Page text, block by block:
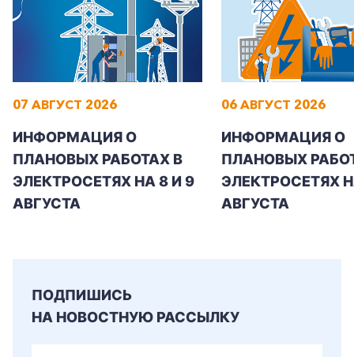
07 АВГУСТ 2026
ИНФОРМАЦИЯ О
ПЛАНОВЫХ РАБОТАХ В
ЭЛЕКТРОСЕТЯХ НА 8 И 9
АВГУСТА
06 АВГУСТ 2026
ИНФОРМАЦИЯ О
ПЛАНОВЫХ
ЭЛЕКТРОСЕТЯХ
АВГУСТА
ПОДПИШИСЬ
НА НОВОСТНУЮ РАССЫЛКУ